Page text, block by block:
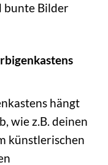
bunte Bilder
hängt
wie z.B. deinen
künstlerischen